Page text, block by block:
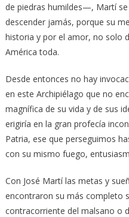
de piedras humildes—, Martí
descender jamás, porque su
historia y por el amor, no solo
América toda.
Desde entonces no hay
en este Archipiélago que no
magnífica de su vida y de sus
erigiría en la gran profecía
Patria, ese que perseguimos
con su mismo fuego,
Con José Martí las metas y
encontraron su más completo
contracorriente del malsano o